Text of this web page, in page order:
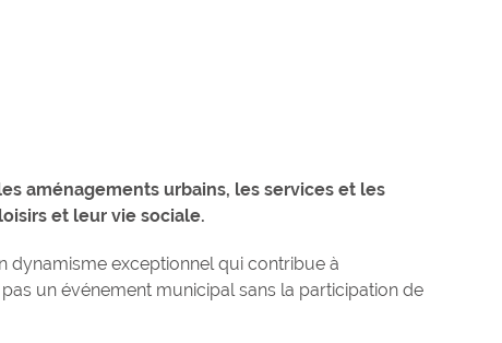
aménagements urbains, les services et les
et leur vie sociale.
dynamisme exceptionnel qui contribue à
un événement municipal sans la participation de